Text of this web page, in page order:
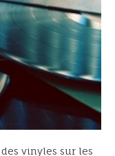
vinyles sur les